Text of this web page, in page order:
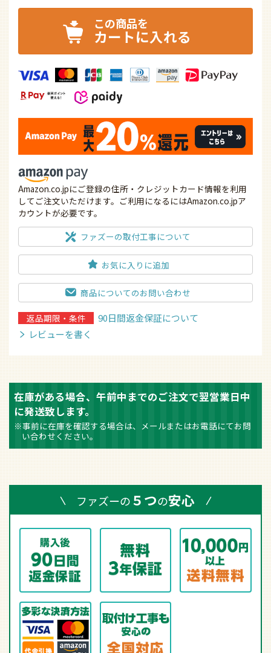
カートに入れる
Amazon.co.jpにご登録の住所・クレジットカード情報を利用
してご注文いただけます。ご利用になるにはAmazon.co.jpア
カウントが必要です。
ファズーの取付工事について
お気に入りに追加
商品についてのお問い合わせ
返品期限・条件
90日間返金保証について
レビューを書く
在庫がある場合、午前中までのご注文で翌営業日中
に発送致します。
※事前に在庫を確認する場合は、メールまたはお電話にてお問
い合わせください。
ファズーの５つの安心